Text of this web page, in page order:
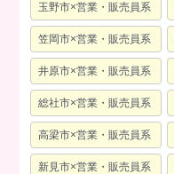
玉野市×営業・販売員系
笠岡市×営業・販売員系
井原市×営業・販売員系
総社市×営業・販売員系
高梁市×営業・販売員系
新見市×営業・販売員系